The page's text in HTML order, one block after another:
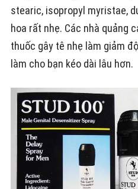
stearic, isopropyl myristae,
hoa rất nhẹ. Các nhà quảng
thuốc gây tê nhẹ làm giảm
làm cho bạn kéo dài lâu hơn.